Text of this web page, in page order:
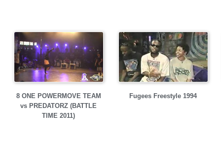
8 ONE POWERMOVE TEAM
vs PREDATORZ (BATTLE
TIME 2011)
Fugees Freestyle 1994